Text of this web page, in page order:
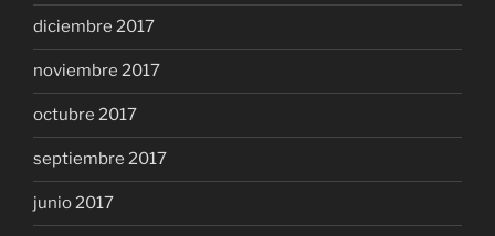
diciembre 2017
noviembre 2017
octubre 2017
septiembre 2017
junio 2017